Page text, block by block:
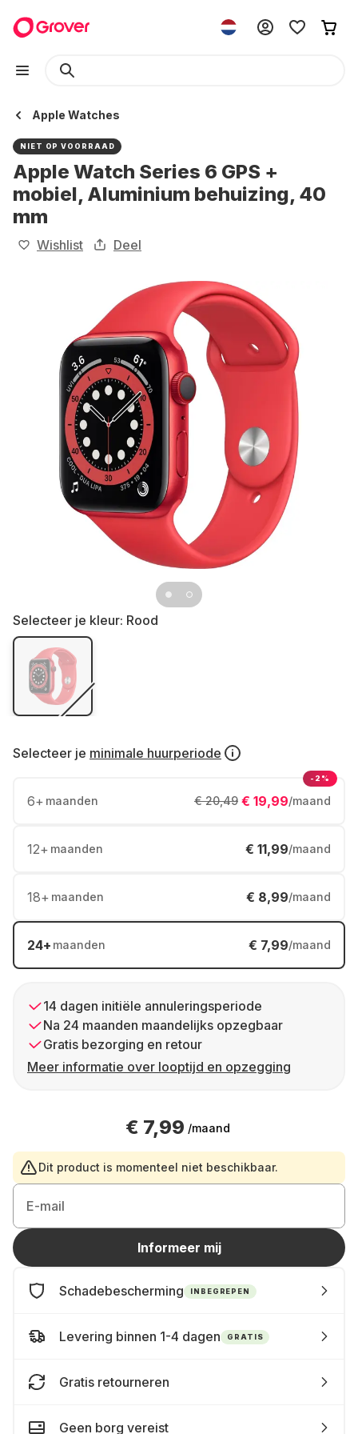
Apple Watches
NIET OP VOORRAAD
Apple Watch Series 6 GPS +
mobiel, Aluminium behuizing, 40
mm
Wishlist Deel
Selecteer je kleur: Rood
Selecteer je minimale huurperiode
6+ maanden € 19,99/maand
€ 20,49
-2%
12+ maanden € 11,99/maand
18+ maanden € 8,99/maand
24+ maanden € 7,99/maand
14 dagen initiële annuleringsperiode
Na 24 maanden maandelijks opzegbaar
Gratis bezorging en retour
Meer informatie over looptijd en opzegging
€ 7,99 /maand
Dit product is momenteel niet beschikbaar.
E-mail
Informeer mij
Schadebescherming INBEGREPEN
Levering binnen 1-4 dagen GRATIS
Gratis retourneren
Geen borg vereist